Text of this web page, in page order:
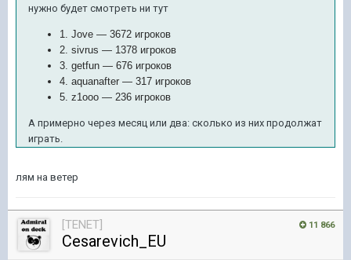
нужно будет смотреть ни тут
1. Jove — 3672 игроков
2. sivrus — 1378 игроков
3. getfun — 676 игроков
4. aquanafter — 317 игроков
5. z1ooo — 236 игроков
А примерно через месяц или два: сколько из них продолжат
играть.
лям на ветер
11 866
[TENET]
Cesarevich_EU